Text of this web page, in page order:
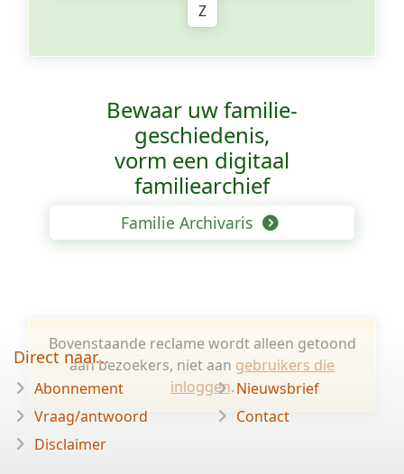
Z
Bewaar uw familie­
geschiedenis,
vorm een digitaal
familiearchief
Familie Archivaris
Bovenstaande reclame wordt alleen getoond
aan bezoekers, niet aan gebruikers die
inloggen.
Direct naar...
Abonnement
Vraag/antwoord
Disclaimer
Nieuwsbrief
Contact